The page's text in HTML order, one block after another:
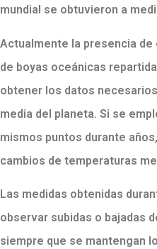
mundial se obtuvieron a
Actualmente la presencia
de boyas oceánicas
obtener los datos
media del planeta. Si se
mismos puntos durante
cambios de temperaturas
Las medidas obtenidas
observar subidas o bajadas
siempre que se mantengan